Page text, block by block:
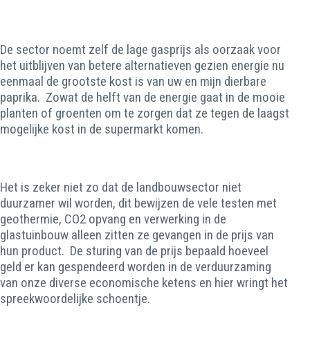
De sector noemt zelf de lage gasprijs als oorzaak voor
het uitblijven van betere alternatieven gezien energie nu
eenmaal de grootste kost is van uw en mijn dierbare
paprika. Zowat de helft van de energie gaat in de mooie
planten of groenten om te zorgen dat ze tegen de laagst
mogelijke kost in de supermarkt komen.
Het is zeker niet zo dat de landbouwsector niet
duurzamer wil worden, dit bewijzen de vele testen met
geothermie, CO2 opvang en verwerking in de
glastuinbouw alleen zitten ze gevangen in de prijs van
hun product. De sturing van de prijs bepaald hoeveel
geld er kan gespendeerd worden in de verduurzaming
van onze diverse economische ketens en hier wringt het
spreekwoordelijke schoentje.